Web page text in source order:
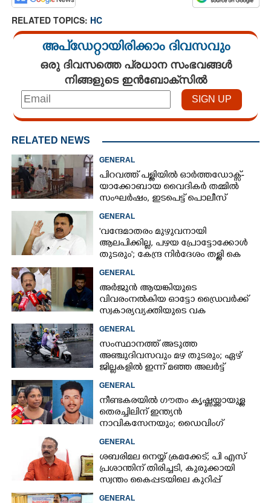
RELATED TOPICS: HC
അപ്ഡേറ്റായിരിക്കാം ദിവസവും
ഒരു ദിവസത്തെ പ്രധാന സംഭവങ്ങൾ
നിങ്ങളുടെ ഇൻബോക്സിൽ
RELATED NEWS
GENERAL
പിറവത്ത് പള്ളിയിൽ ഓർത്തഡോക്സ്-
യാക്കോബായ വൈദികർ തമ്മിൽ
സംഘർഷം, ഇടപെട്ട് പൊലീസ്
GENERAL
'വന്ദേമാതരം മുഴുവനായി
ആലപിക്കില്ല, പഴയ പ്രോട്ടോക്കോൾ
തുടരും'; കേന്ദ്ര നിർദേശം തള്ളി കെ
GENERAL
അർജുൻ ആയങ്കിയുടെ
വിവരംനൽകിയ ഓട്ടോ ഡ്രൈവർക്ക്
സ്വകാര്യവ്യക്തിയുടെ വക
ചെന്നിത്തല
GENERAL
സംസ്ഥാനത്ത് അടുത്ത
അ‌ഞ്ചുദിവസവും മഴ തുടരും; ഏഴ്
ജില്ലകളിൽ ഇന്ന് മഞ്ഞ അലർട്ട്
GENERAL
നീണ്ടകരയിൽ ഗൗതം കൃഷ്ണയ്ക്കായുള്ള
തെരച്ചിലിന് ഇന്ത്യൻ
നാവികസേനയും; ഡൈവിംഗ്
GENERAL
ശബരിമല നെയ്യ് ക്രമക്കേട്; പി എസ്
പ്രശാന്തിന് തിരിച്ചടി, കുരുക്കായി
സ്വന്തം കൈപ്പടയിലെ കുറിപ്പ്
GENERAL